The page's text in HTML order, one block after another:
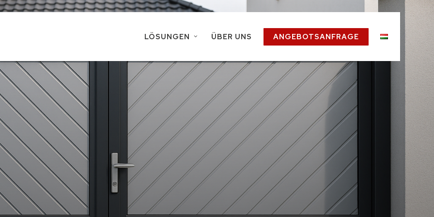
LÖSUNGEN
Terrassenüberdachung
Aluminiumzäune & Geländer
Mülltonnenboxen
Schlosserei-Dienstleistungen
(für Tragwerke und Geländer)
Laserzuschnitt & Abkanten
ÜBER UNS ANGEBOTSANFRAGE